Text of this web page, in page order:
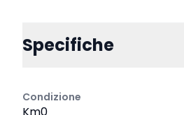
Specifiche
Condizione